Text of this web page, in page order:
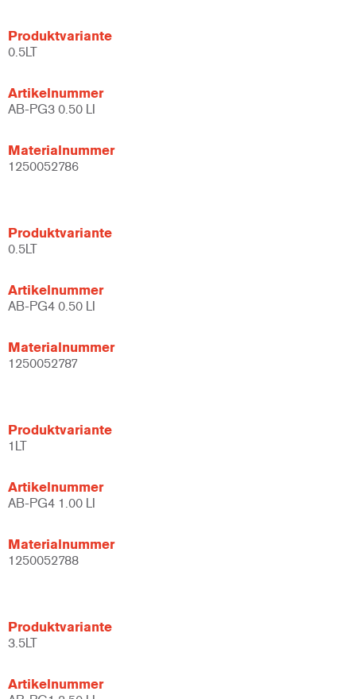
Produktvariante
0.5LT
Artikelnummer
AB-PG3 0.50 LI
Materialnummer
1250052786
Produktvariante
0.5LT
Artikelnummer
AB-PG4 0.50 LI
Materialnummer
1250052787
Produktvariante
1LT
Artikelnummer
AB-PG4 1.00 LI
Materialnummer
1250052788
Produktvariante
3.5LT
Artikelnummer